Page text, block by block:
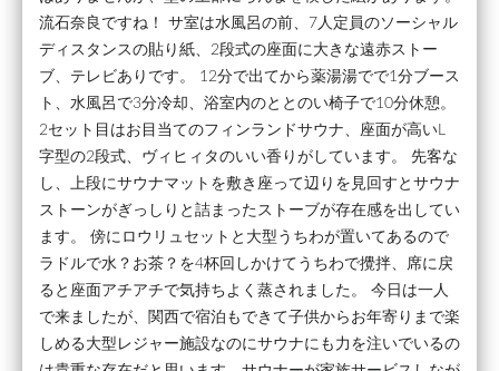
流石奈良ですね！ サ室は水風呂の前、7人定員のソーシャル
ディスタンスの貼り紙、2段式の座面に大きな遠赤ストー
ブ、テレビありです。 12分で出てから薬湯湯でで1分ブース
ト、水風呂で3分冷却、浴室内のととのい椅子で10分休憩。
2セット目はお目当てのフィンランドサウナ、座面が高いL
字型の2段式、ヴィヒィタのいい香りがしています。 先客な
し、上段にサウナマットを敷き座って辺りを見回すとサウナ
ストーンがぎっしりと詰まったストーブが存在感を出してい
ます。 傍にロウリュセットと大型うちわが置いてあるので
ラドルで水？お茶？を4杯回しかけてうちわで攪拌、席に戻
ると座面アチアチで気持ちよく蒸されました。 今日は一人
で来ましたが、関西で宿泊もできて子供からお年寄りまで楽
しめる大型レジャー施設なのにサウナにも力を注いでいるの